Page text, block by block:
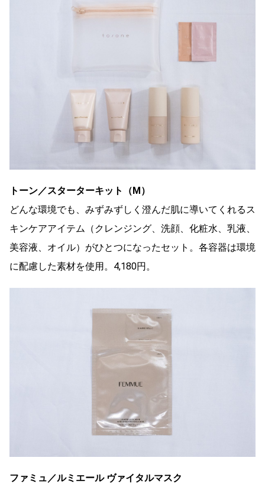
トーン／スターターキット（M）
どんな環境でも、みずみずしく澄んだ肌に導いてくれるス
キンケアアイテム（クレンジング、洗顔、化粧水、乳液、
美容液、オイル）がひとつになったセット。各容器は環境
に配慮した素材を使用。4,180円。
ファミュ／ルミエール ヴァイタルマスク